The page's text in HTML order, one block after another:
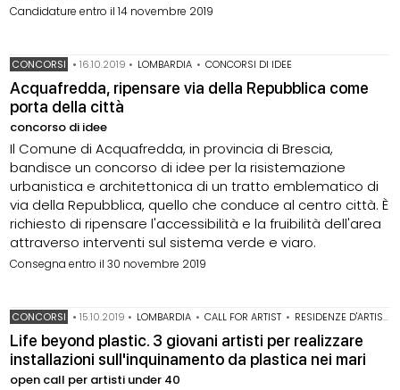
Candidature entro il 14 novembre 2019
CONCORSI •16.10.2019 • LOMBARDIA • CONCORSI DI IDEE
Acquafredda, ripensare via della Repubblica come
porta della città
concorso di idee
Il Comune di Acquafredda, in provincia di Brescia,
bandisce un concorso di idee per la risistemazione
urbanistica e architettonica di un tratto emblematico di
via della Repubblica, quello che conduce al centro città. È
richiesto di ripensare l'accessibilità e la fruibilità dell'area
attraverso interventi sul sistema verde e viaro.
Consegna entro il 30 novembre 2019
CONCORSI •15.10.2019 • LOMBARDIA • CALL FOR ARTIST • RESIDENZE D'ARTISTA
Life beyond plastic. 3 giovani artisti per realizzare
installazioni sull'inquinamento da plastica nei mari
open call per artisti under 40